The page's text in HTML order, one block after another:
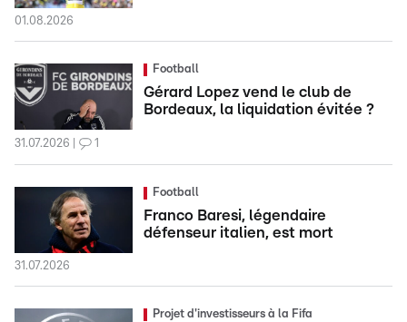
01.08.2026
Football
Gérard Lopez vend le club de
Bordeaux, la liquidation évitée ?
31.07.2026 1
Football
Franco Baresi, légendaire
défenseur italien, est mort
31.07.2026
Projet d'investisseurs à la Fifa